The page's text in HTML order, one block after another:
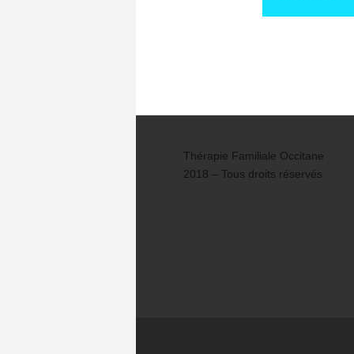
Thérapie Familiale Occitane
2018 – Tous droits réservés